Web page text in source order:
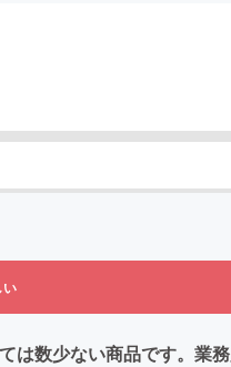
い
数少ない商品です。業